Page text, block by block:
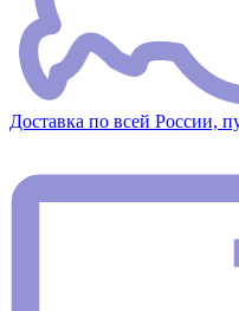
Доставка по всей России,